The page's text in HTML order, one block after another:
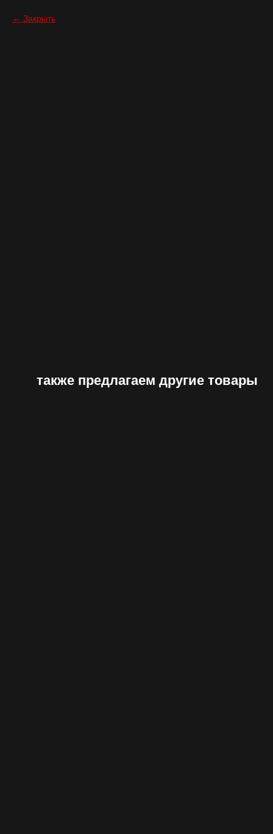
Закрыть
также предлагаем другие товары